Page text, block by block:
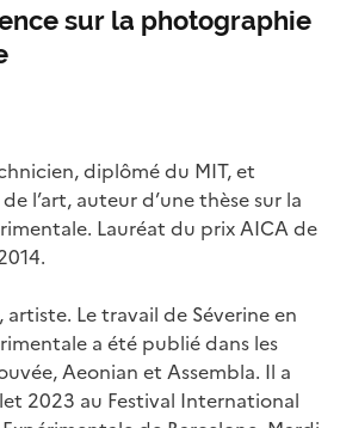
sur la photographie
diplômé du MIT, et
l’art, auteur d’une thèse sur la
Lauréat du prix AICA de
artiste. Le travail de Séverine en
a été publié dans les
Aeonian et Assembla. Il a
2023 au Festival International